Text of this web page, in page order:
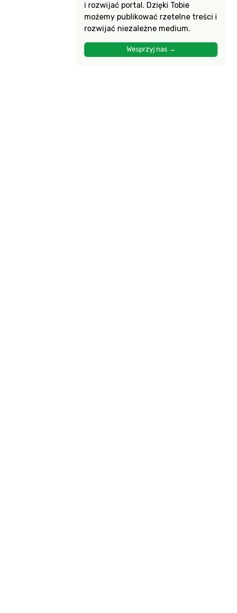
i rozwijać portal. Dzięki Tobie
możemy publikować rzetelne treści i
rozwijać niezależne medium.
Wesprzyj nas →